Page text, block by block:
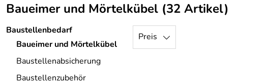
Baueimer und Mörtelkübel (32 Artikel)
Baustellenbedarf
Baueimer und Mörtelkübel
Baustellenabsicherung
Baustellenzubehör
Preis